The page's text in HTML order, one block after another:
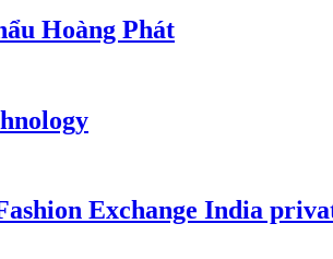
Hoàng Phát
Exchange India